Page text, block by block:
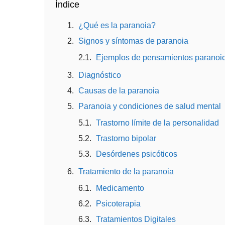
Índice
¿Qué es la paranoia?
Signos y síntomas de paranoia
Ejemplos de pensamientos
Diagnóstico
Causas de la paranoia
Paranoia y condiciones de salud mental
Trastorno límite de la personalidad
Trastorno bipolar
Desórdenes psicóticos
Tratamiento de la paranoia
Medicamento
Psicoterapia
Tratamientos Digitales